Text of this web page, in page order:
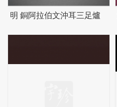
明 銅阿拉伯文沖耳三足爐